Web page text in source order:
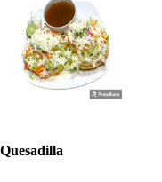
Quesadilla